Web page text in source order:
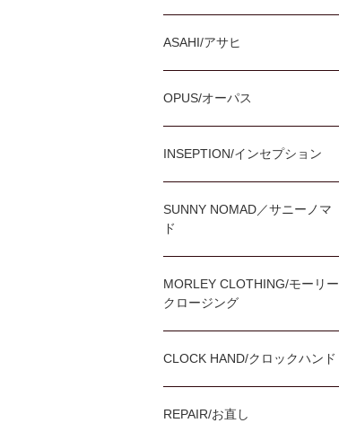
ASAHI/アサヒ
OPUS/オーパス
INSEPTION/インセプション
SUNNY NOMAD／サニーノマ
ド
MORLEY CLOTHING/モーリー
クロージング
CLOCK HAND/クロックハンド
REPAIR/お直し